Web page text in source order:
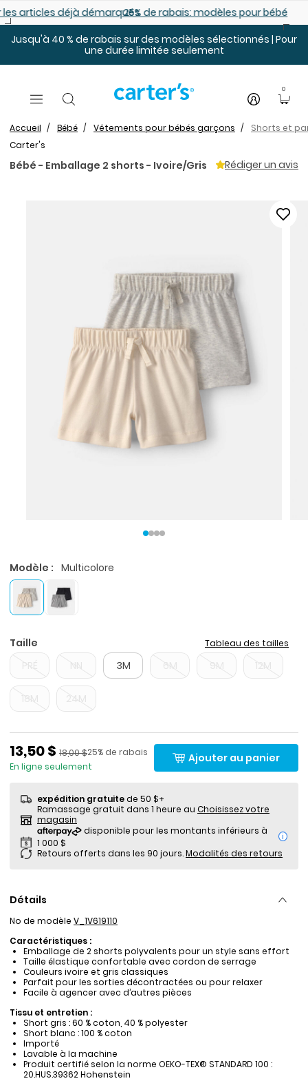
démarqués25% de rabais: modèles pour bébé
Jusqu'à 40 % de rabais sur des modèles sélectionnés | Pour
une durée limitée seulement
0
Accueil Bébé Vêtements pour bébés garçons
Shorts et
Carter's
Bébé - Emballage 2 shorts - Ivoire/Gris Rédiger un avis
Modèle : Multicolore
Taille Tableau des tailles
3M
Prix de solde
13,50 $ Pourcentage de rabais
25% de rabais
Prix ​​de détail suggéré par le fabricant
18,00 $
En ligne seulement
Ajouter au panier
expédition gratuitede 50 $+
Ramassage gratuit dans 1 heure au Choisissez votre
magasin
i
Retours offerts dans les 90 jours.Modalités des retours
Détails
No de modèle V_1V619110
Caractéristiques :
Emballage de 2 shorts polyvalents pour un style sans effort
Taille élastique confortable avec cordon de serrage
Couleurs ivoire et gris classiques
Parfait pour les sorties décontractées ou pour relaxer
Facile à agencer avec d’autres pièces
Tissu et entretien :
Short gris : 60 % coton, 40 % polyester
Short blanc : 100 % coton
Importé
Lavable à la machine
Produit certifié selon la norme OEKO-TEX® STANDARD 100 :
20.HUS.39362 Hohenstein